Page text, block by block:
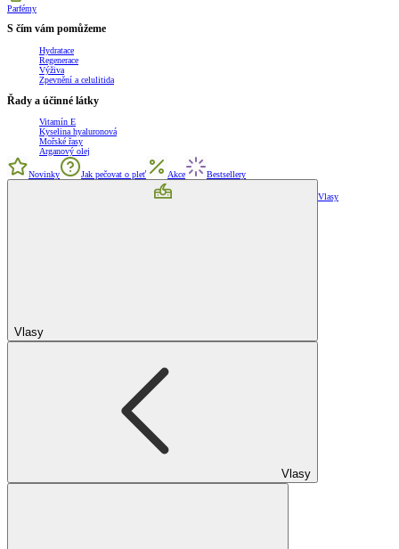
Parfémy
S čím vám pomůžeme
Hydratace
Regenerace
Výživa
Zpevnění a celulitida
Řady a účinné látky
Vitamín E
Kyselina hyaluronová
Mořské řasy
Arganový olej
Novinky Jak pečovat o pleť Akce Bestsellery
Vlasy
Vlasy
Vlasy